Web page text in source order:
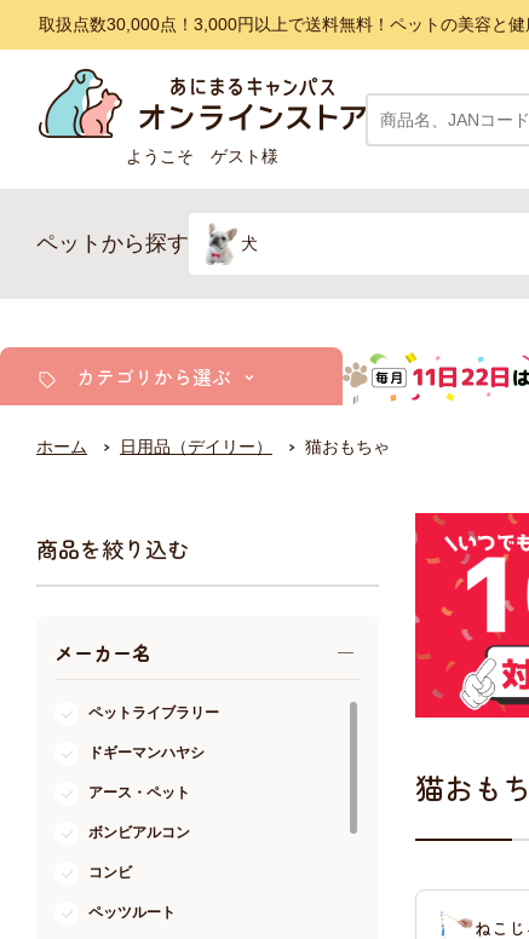
取扱点数30,000点！3,000円以上で送料無料！ペットの美容と
ようこそ ゲスト様
ペットから探す 犬
カテゴリから選ぶ
犬
アクア・爬虫類・昆虫
キャットフード
リビング雑貨
トリマーグッズ
シニアサポート
ホーム 日用品（デイリー） 猫おもちゃ
商品を絞り込む
メーカー名
ペットライブラリー
ドギーマンハヤシ
アース・ペット
ボンビアルコン
コンビ
ペッツルート
猫おも
ねこ